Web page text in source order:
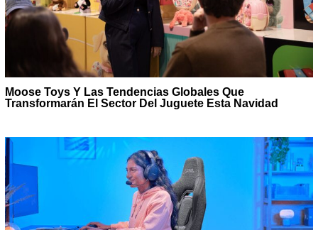
Moose Toys Y Las Tendencias Globales Que
Transformarán El Sector Del Juguete Esta Navidad